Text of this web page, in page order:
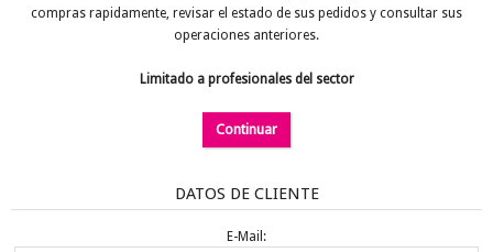
compras rapidamente, revisar el estado de sus pedidos y consultar sus
operaciones anteriores.
Limitado a profesionales del sector
Continuar
DATOS DE CLIENTE
E-Mail: